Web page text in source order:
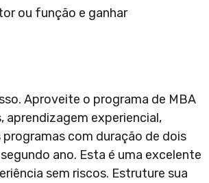
ou função e ganhar
Aproveite o programa de MBA
aprendizagem experiencial,
programas com duração de dois
ano. Esta é uma excelente
sem riscos. Estruture sua